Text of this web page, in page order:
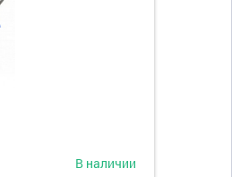
В наличии